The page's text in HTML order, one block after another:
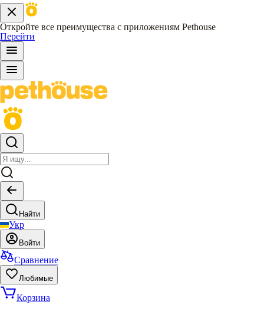
Откройте все преимущества с приложениям Pethouse
Перейти
Найти
Укр
Войти
Сравнение
Любимые
Корзина